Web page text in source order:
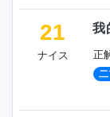
21
ナイス
我
正
二